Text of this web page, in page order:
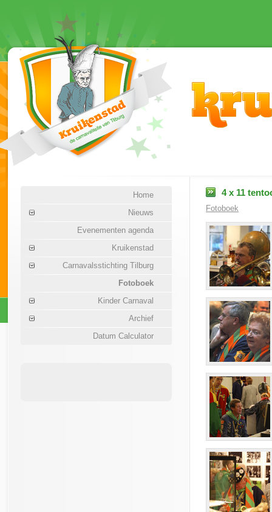
Home
Nieuws
Evenementen agenda
Kruikenstad
Carnavalsstichting Tilburg
Fotoboek
Kinder Carnaval
Archief
Datum Calculator
4 x 11
Fotoboek